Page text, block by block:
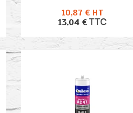
10,87 € HT
13,04 €TTC